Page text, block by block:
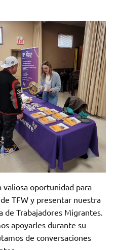
valiosa oportunidad para
TFW y presentar nuestra
de Trabajadores Migrantes.
apoyarles durante su
de conversaciones